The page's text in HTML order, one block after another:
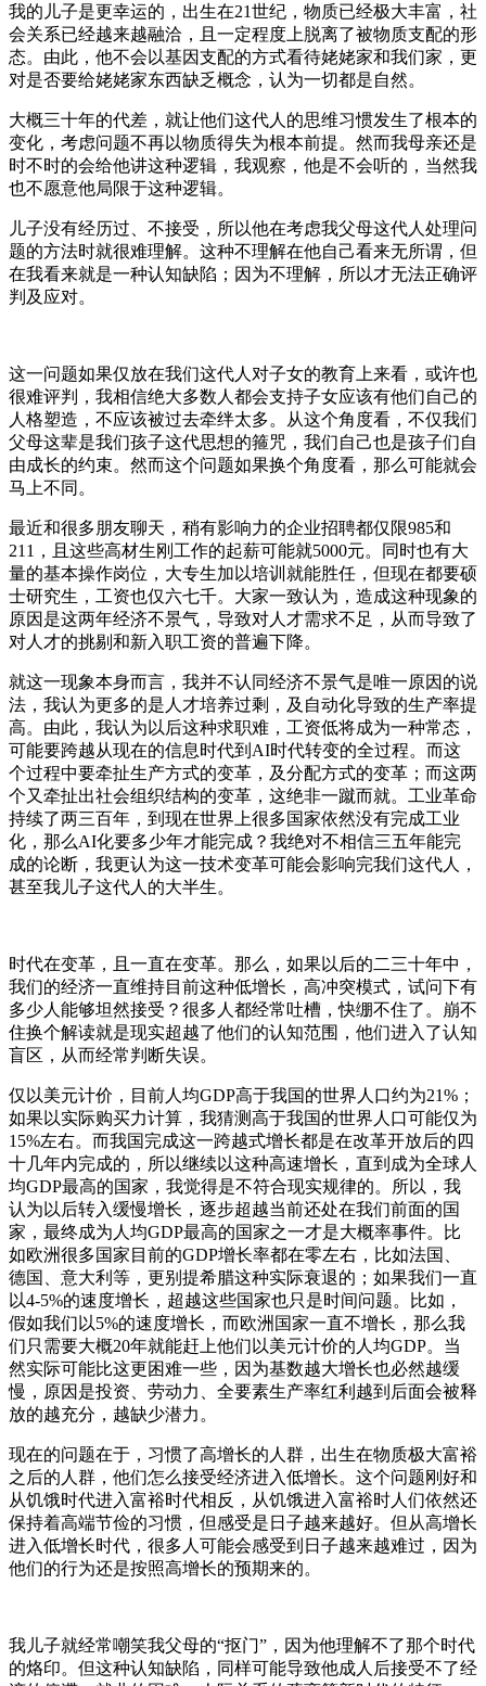
我的儿子是更幸运的，出生在21世纪，物质已经极大丰富，社
会关系已经越来越融洽，且一定程度上脱离了被物质支配的形
态。由此，他不会以基因支配的方式看待姥姥家和我们家，更
对是否要给姥姥家东西缺乏概念，认为一切都是自然。
大概三十年的代差，就让他们这代人的思维习惯发生了根本的
变化，考虑问题不再以物质得失为根本前提。然而我母亲还是
时不时的会给他讲这种逻辑，我观察，他是不会听的，当然我
也不愿意他局限于这种逻辑。
儿子没有经历过、不接受，所以他在考虑我父母这代人处理问
题的方法时就很难理解。这种不理解在他自己看来无所谓，但
在我看来就是一种认知缺陷；因为不理解，所以才无法正确评
判及应对。
这一问题如果仅放在我们这代人对子女的教育上来看，或许也
很难评判，我相信绝大多数人都会支持子女应该有他们自己的
人格塑造，不应该被过去牵绊太多。从这个角度看，不仅我们
父母这辈是我们孩子这代思想的箍咒，我们自己也是孩子们自
由成长的约束。然而这个问题如果换个角度看，那么可能就会
马上不同。
最近和很多朋友聊天，稍有影响力的企业招聘都仅限985和
211，且这些高材生刚工作的起薪可能就5000元。同时也有大
量的基本操作岗位，大专生加以培训就能胜任，但现在都要硕
士研究生，工资也仅六七千。大家一致认为，造成这种现象的
原因是这两年经济不景气，导致对人才需求不足，从而导致了
对人才的挑剔和新入职工资的普遍下降。
就这一现象本身而言，我并不认同经济不景气是唯一原因的说
法，我认为更多的是人才培养过剩，及自动化导致的生产率提
高。由此，我认为以后这种求职难，工资低将成为一种常态，
可能要跨越从现在的信息时代到AI时代转变的全过程。而这
个过程中要牵扯生产方式的变革，及分配方式的变革；而这两
个又牵扯出社会组织结构的变革，这绝非一蹴而就。工业革命
持续了两三百年，到现在世界上很多国家依然没有完成工业
化，那么AI化要多少年才能完成？我绝对不相信三五年能完
成的论断，我更认为这一技术变革可能会影响完我们这代人，
甚至我儿子这代人的大半生。
时代在变革，且一直在变革。那么，如果以后的二三十年中，
我们的经济一直维持目前这种低增长，高冲突模式，试问下有
多少人能够坦然接受？很多人都经常吐槽，快绷不住了。崩不
住换个解读就是现实超越了他们的认知范围，他们进入了认知
盲区，从而经常判断失误。
仅以美元计价，目前人均GDP高于我国的世界人口约为21%；
如果以实际购买力计算，我猜测高于我国的世界人口可能仅为
15%左右。而我国完成这一跨越式增长都是在改革开放后的四
十几年内完成的，所以继续以这种高速增长，直到 成为全球人
均GDP最高的国家，我觉得是不符合现实规律的。所以，我
认为以后转入缓慢增长，逐步超越当前还处在我们前面的国
家，最终成为人均GDP最高的国家之一才是大概率事件。比
如欧洲很多国家目前的GDP增长率都在零左右，比如法国、
德国、意大利等，更别提希腊这种实际衰退的；如果我们一直
以4-5%的速度增长，超越这些国家也只是时间问题。比如，
假如我们以5%的速度增长，而欧洲国家一直不增长，那么我
们只需要大概20年就能赶上他们以美元计价的人均GDP。当
然实际可能比这更困难一些，因为基数越大增长也必然越缓
慢，原因是投资、劳动力、全要素生产率红利越到后面会被释
放的越充分，越缺少潜力。
现在的问题在于，习惯了高增长的人群，出生在物质极大富裕
之后的人群，他们怎么接受经济进入低增长。这个问题刚好和
从饥饿时代进入富裕时代相反，从饥饿进入富裕时人们依然还
保持着高端节俭的习惯，但感受是日子越来越好。但从高增长
进入低增长时代，很多人可能会感受到日子越来越难过，因为
他们的行为还是按照高增长的预期来的。
我儿子就经常嘲笑我父母的“抠门”，因为他理解不了那个时代
的烙印。但这种认知缺陷，同样可能导致他成人后接受不了经